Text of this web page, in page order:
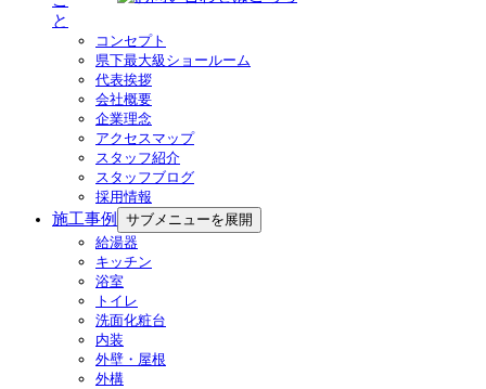
と
コンセプト
県下最大級ショールーム
代表挨拶
会社概要
企業理念
アクセスマップ
スタッフ紹介
スタッフブログ
採用情報
施工事例
サブメニューを展開
給湯器
キッチン
浴室
トイレ
洗面化粧台
内装
外壁・屋根
外構